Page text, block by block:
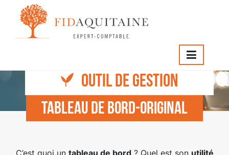
FIDAQUITAINE >Services>Tableau de bord-original
OUTIL DE GESTION
Tableau de bord-original
C’est quoi un tableau de bord? Quel est son utilité